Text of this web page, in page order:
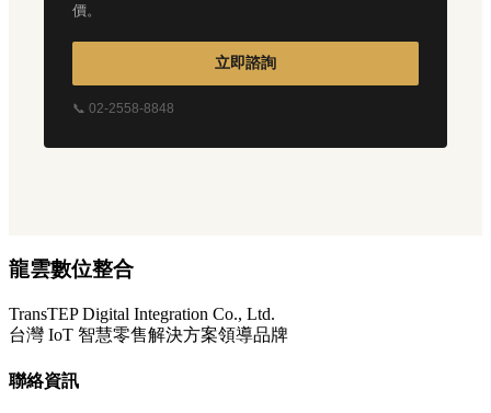
價。
立即諮詢
📞 02-2558-8848
龍雲數位整合
TransTEP Digital Integration Co., Ltd.
台灣 IoT 智慧零售解決方案領導品牌
聯絡資訊